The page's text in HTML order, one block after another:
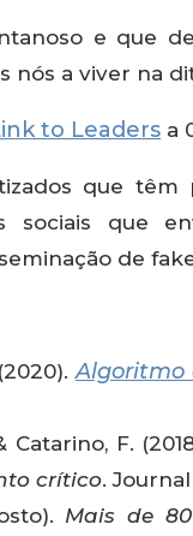
e que
nós a viver na
to Leaders a
que
sociais que
de fake
Algoritmo
Catarino, F.
crítico.
Mais de